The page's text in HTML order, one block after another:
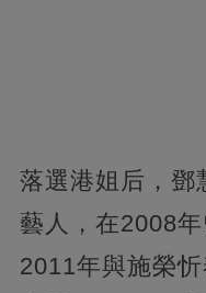
落選港姐后，鄧
藝人，在2008
2011年與施榮